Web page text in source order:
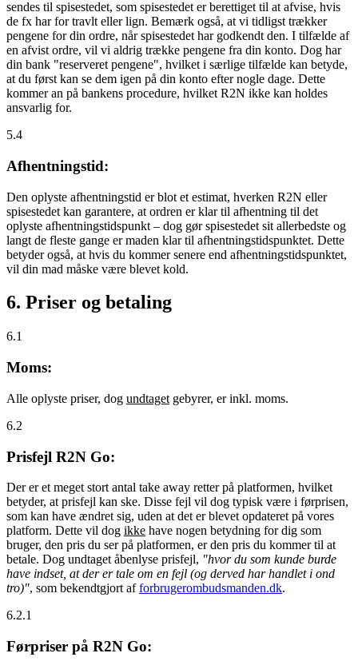
sendes til spisestedet, som spisestedet er berettiget til at afvise, hvis
de fx har for travlt eller lign. Bemærk også, at vi tidligst trækker
pengene for din ordre, når spisestedet har godkendt den. I tilfælde af
en afvist ordre, vil vi aldrig trække pengene fra din konto. Dog har
din bank "reserveret pengene", hvilket i særlige tilfælde kan betyde,
at du først kan se dem igen på din konto efter nogle dage. Dette
kommer an på bankens procedure, hvilket R2N ikke kan holdes
ansvarlig for.
5.4
Afhentningstid:
Den oplyste afhentningstid er blot et estimat, hverken R2N eller
spisestedet kan garantere, at ordren er klar til afhentning til det
oplyste afhentningstidspunkt – dog gør spisestedet sit allerbedste og
langt de fleste gange er maden klar til afhentningstidspunktet. Dette
betyder også, at hvis du kommer senere end afhentningstidspunktet,
vil din mad måske være blevet kold.
6. Priser og betaling
6.1
Moms:
Alle oplyste priser, dog undtaget gebyrer, er inkl. moms.
6.2
Prisfejl R2N Go:
Der er et meget stort antal take away retter på platformen, hvilket
betyder, at prisfejl kan ske. Disse fejl vil dog typisk være i førprisen,
som kan have ændret sig, uden at det er blevet opdateret på vores
platform. Dette vil dog ikke have nogen betydning for dig som
bruger, den pris du ser på platformen, er den pris du kommer til at
betale. Dog undtaget åbenlyse prisfejl, "hvor du som kunde burde
have indset, at der er tale om en fejl (og derved har handlet i ond
tro)", som bekendtgjort afforbrugerombudsmanden.dk.
6.2.1
Førpriser på R2N Go: